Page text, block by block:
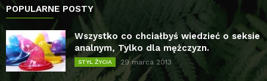
POPULARNE POSTY
Wszystko co chciałbyś wiedzieć o seksie
analnym, Tylko dla mężczyzn.
STYL ŻYCIA 29 marca 2013